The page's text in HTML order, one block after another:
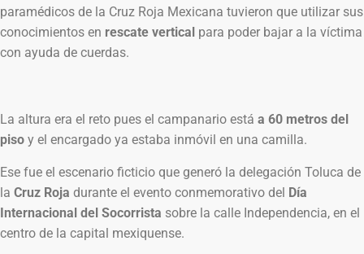
paramédicos de la Cruz Roja Mexicana tuvieron que utilizar sus
conocimientos en rescate vertical para poder bajar a la víctima
con ayuda de cuerdas.
La altura era el reto pues el campanario está a 60 metros del
piso y el encargado ya estaba inmóvil en una camilla.
Ese fue el escenario ficticio que generó la delegación Toluca de
la Cruz Roja durante el evento conmemorativo del Día
Internacional del Socorrista sobre la calle Independencia, en el
centro de la capital mexiquense.